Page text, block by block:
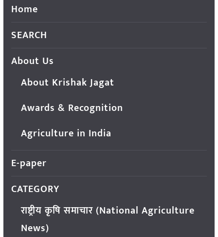
Home
SEARCH
About Us
About Krishak Jagat
Awards & Recognition
Agriculture in India
E-paper
CATEGORY
राष्ट्रीय कृषि समाचार (National Agriculture
News)